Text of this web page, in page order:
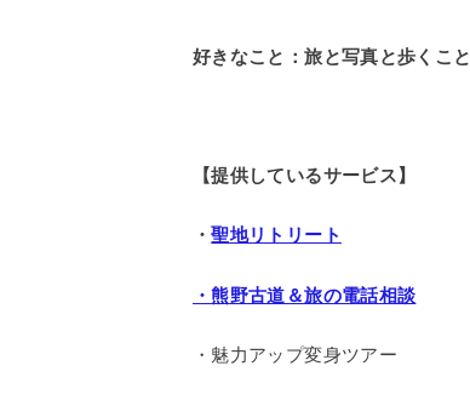
好きなこと：旅と写真と歩くこと
【提供しているサービス】
・聖地リトリート
・熊野古道＆旅の電話相談
・魅力アップ変身ツアー